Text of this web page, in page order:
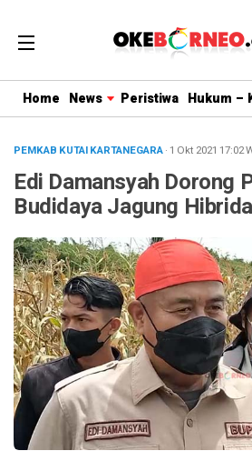
Home News Peristiwa Hukum –
PEMKAB KUTAI KARTANEGARA· 1 Okt 2021 17:02
Edi Damansyah Dorong
Budidaya Jagung Hibrida